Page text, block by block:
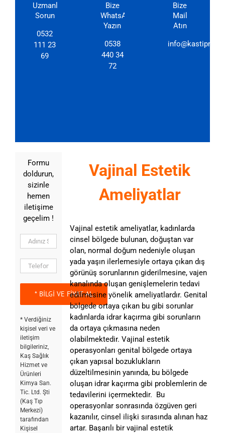
Uzmanlarımıza
Sorun
0532
111 23
69
Bize
WhatsApp'dan
Yazın
0538
440 34
72
Bize
Mail
Atın
Formu
doldurun,
sizinle
hemen
iletişime
geçelim !
* Verdiğiniz
kişisel veri ve
iletişim
bilgileriniz,
Kaş Sağlık
Hizmet ve
Ürünleri
Kimya San.
Tic. Ltd. Şti
(Kaş Tıp
Merkezi)
tarafından
Kişisel
Vajinal Estetik
Ameliyatlar
Vajinal estetik ameliyatlar, kadınlarda
cinsel bölgede bulunan, doğuştan var
olan, normal doğum nedeniyle oluşan
yada yaşın ilerlemesiyle ortaya çıkan dış
görünüş sorunlarının giderilmesine, vajen
kanalında oluşan genişlemelerin tedavi
edilmesine yönelik ameliyatlardır. Genital
bölgede ortaya çıkan bu gibi sorunlar
kadınlarda idrar kaçırma gibi sorunların
da ortaya çıkmasına neden
olabilmektedir. Vajinal estetik
operasyonları genital bölgede ortaya
çıkan yapısal bozuklukların
düzeltilmesinin yanında, bu bölgede
oluşan idrar kaçırma gibi problemlerin de
tedavilerini içermektedir. Bu
operasyonlar sonrasında özgüven geri
kazanılır, cinsel ilişki sırasında alınan haz
artar. Başarılı bir vajinal estetik